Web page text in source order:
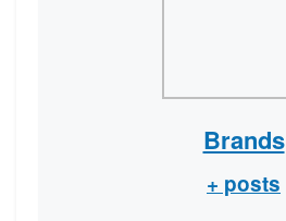
Brands
+ posts